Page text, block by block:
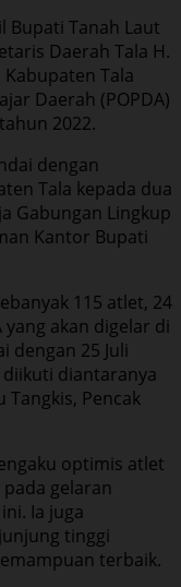
Bupati Tanah Laut
Daerah Tala H.
Tala
Daerah (POPDA)
2022.
dengan
Tala kepada dua
Gabungan Lingkup
Kantor Bupati
115 atlet, 24
akan digelar di
dengan 25 Juli
diikuti diantaranya
Tangkis, Pencak
optimis atlet
gelaran
Ia juga
tinggi
terbaik.